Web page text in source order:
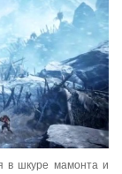
в шкуре мамонта и